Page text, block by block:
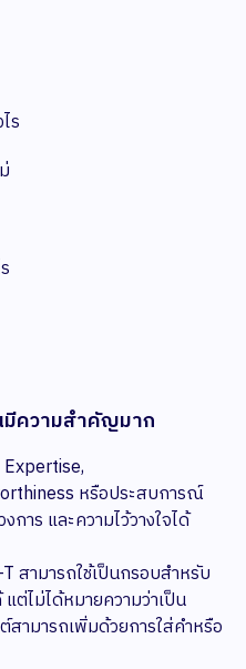
ร
มีความสำคัญมาก
หรือประสบการณ์
การ และความไว้วางใจได้
สามารถใช้เป็นกรอบสำหรับ
ต่ไม่ได้หมายความว่าเป็น
สามารถเพิ่มด้วยการใส่คำหรือ